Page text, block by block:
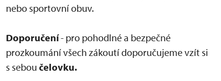
nebo sportovní obuv.
Doporučení- pro pohodlné a bezpečné
prozkoumání všech zákoutí doporučujeme vzít si
s sebou čelovku.